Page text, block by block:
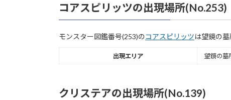
コアスピリッツの出現場所(No.253)
モンスター図鑑番号(253)のコアスピリッツは望鏡の
出現エリア 望鏡の墓
クリステアの出現場所(No.139)